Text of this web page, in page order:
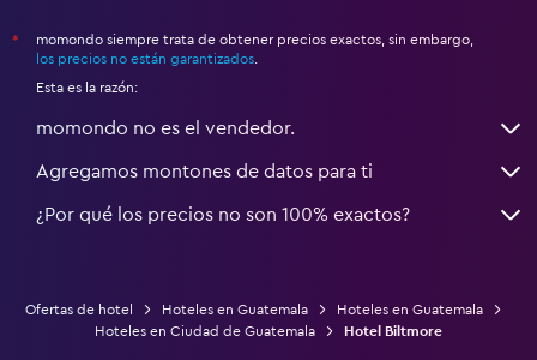
*
momondo siempre trata de obtener precios exactos, sin embargo,
los precios no están garantizados
Esta es la razón:
momondo no es el vendedor.
Agregamos montones de datos para ti
¿Por qué los precios no son 100% exactos?
Ofertas de hotel Hoteles en Guatemala
Hoteles en Guatemala
Hoteles en Ciudad de Guatemala
Hotel Biltmore